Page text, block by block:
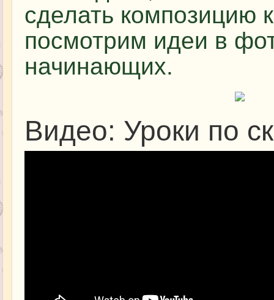
сделать композицию
посмотрим идеи в
начинающих.
Видео: Уроки по